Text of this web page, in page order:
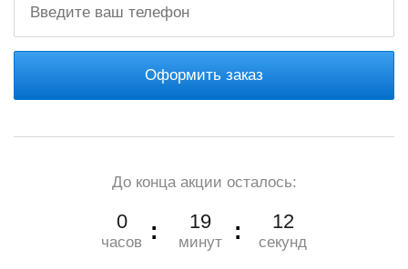
Оформить заказ
До конца акции осталось:
0
часов
19
минут
10
секунд